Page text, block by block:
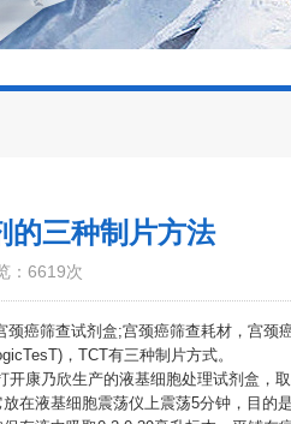
的三种制片方法
：6619次
筛查试剂盒;宫颈癌筛查耗材，宫颈
，TCT有三种制片方式。
康乃欣生产的液基细胞处理试剂盒，
在液基细胞震荡仪上震荡5分钟，目的